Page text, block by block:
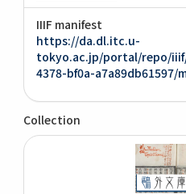
IIIF manifest
https://da.dl.itc.u-
tokyo.ac.jp/portal/repo/
4378-bf0a-a7a89db61597/
Collection